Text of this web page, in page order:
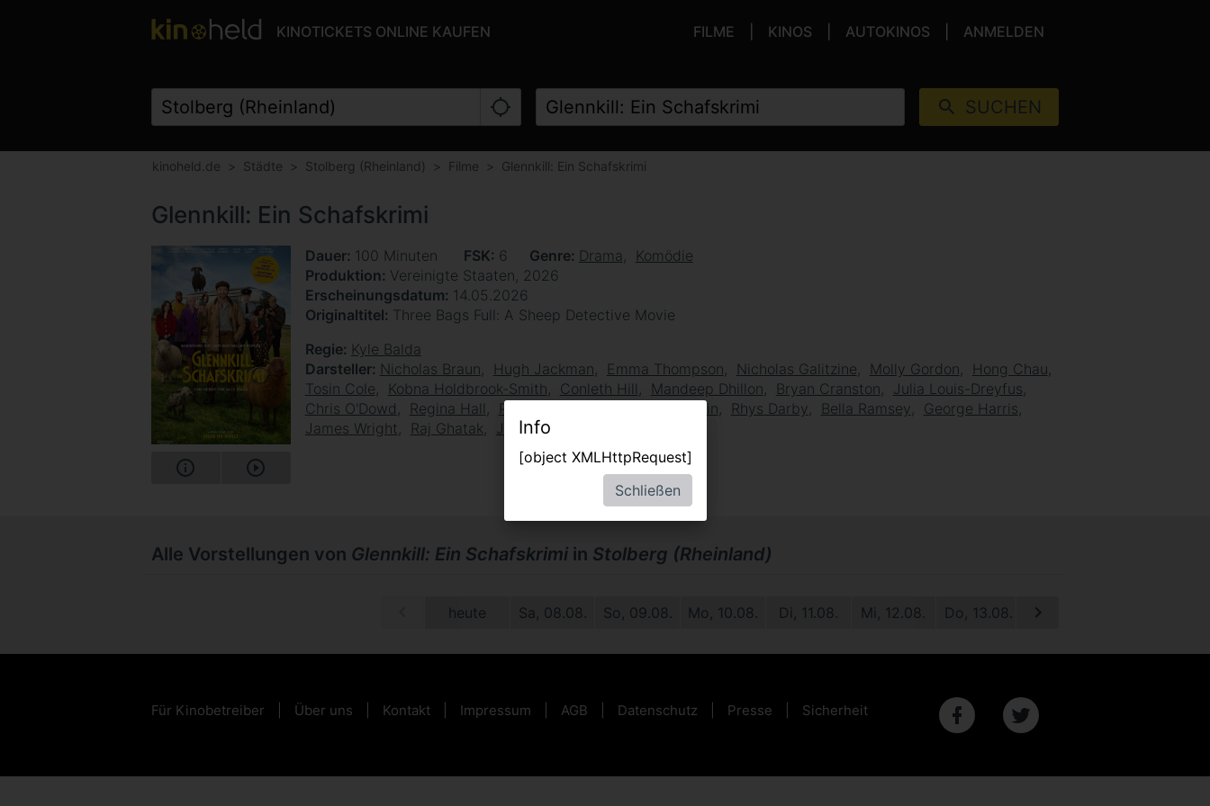
KINOTICKETS ONLINE KAUFEN FILME KINOS AUTOKINOS ANMELDEN
SUCHEN
kinoheld.de Städte Stolberg (Rheinland) Filme Glennkill: Ein Schafskrimi
Glennkill: Ein Schafskrimi
Dauer 100 Minuten FSK 6 Genre Drama
Komödie
Produktion Vereinigte Staaten, 2026
Erscheinungsdatum 14.05.2026
Originaltitel Three Bags Full: A Sheep Detective Movie
Regie Kyle Balda
Darsteller Nicholas Braun Hugh Jackman Emma Thompson Nicholas Galitzine Molly Gordon
Hong Chau
Tosin Cole
Kobna Holdbrook-Smith Conleth Hill Mandeep Dhillon Bryan Cranston
Julia Louis-Dreyfus
Chris O'Dowd
Regina Hall Patrick Stewart Brett Goldstein Rhys Darby Bella Ramsey
George Harris
James Wright
Raj Ghatak Joshua Hill
Alle Vorstellungen von Glennkill: Ein Schafskrimi in Stolberg (Rheinland)
heute Sa, 08.08. So, 09.08. Mo, 10.08. Di, 11.08. Mi, 12.08. Do, 13.08. Fr, 14.08.
Für Kinobetreiber Über uns Kontakt Impressum AGB Datenschutz Presse Sicherheit
Info
[object XMLHttpRequest]
Schließen